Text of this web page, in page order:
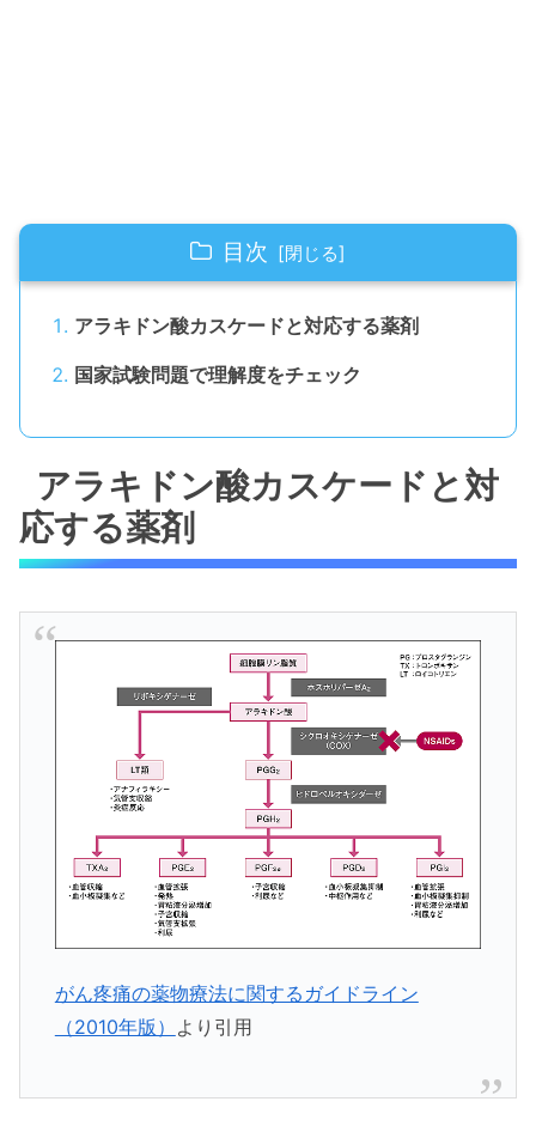
目次
アラキドン酸カスケードと対応する薬剤
国家試験問題で理解度をチェック
アラキドン酸カスケードと対
応する薬剤
がん疼痛の薬物療法に関するガイドライン
（2010年版） より引用